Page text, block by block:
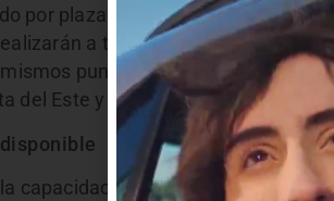
por plazas de estacionamiento en
a través de la calzada de
puntos de conexión
del Este y Avenida Central.
capacidad del sistema de